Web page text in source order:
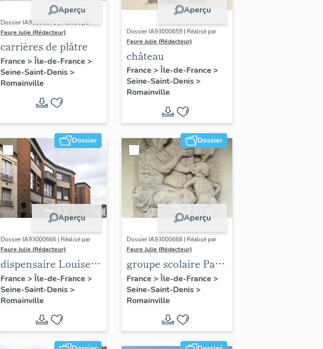
Aperçu
Dossier IA93000671 | Réalisé par
Faure Julie (Rédacteur)
carrières de plâtre
France > Île-de-France >
Seine-Saint-Denis>
Romainville
Aperçu
Dossier IA93000659 | Réalisé par
Faure Julie (Rédacteur)
château
France > Île-de-France >
Seine-Saint-Denis>
Romainville
Dossier
Aperçu
Dossier IA93000666 | Réalisé par
Faure Julie (Rédacteur)
dispensaire Louise
Michel
France > Île-de-France >
Seine-Saint-Denis>
Romainville
Dossier
Aperçu
Dossier IA93000668 | Réalisé par
Faure Julie (Rédacteur)
groupe scolaire Paul
Langevin
France > Île-de-France >
Seine-Saint-Denis>
Romainville